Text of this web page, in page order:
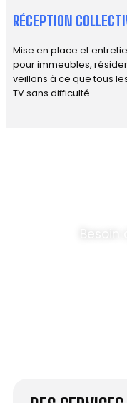
RÉCEPTION
Mise en place et
pour immeubles,
veillons à ce que tous
TV sans difficulté.